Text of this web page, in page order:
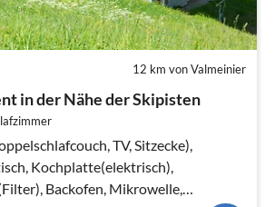
12 km von Valmeinier
in der Nähe der Skipisten
TV, Sitzecke),
Kochplatte(elektrisch),
Backofen, Mikrowelle,